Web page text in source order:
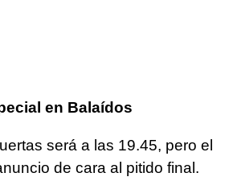
en Balaídos
será a las 19.45, pero el
de cara al pitido final.